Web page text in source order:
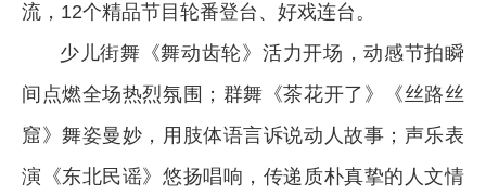
流，12个精品节目轮番登台、好戏连台。
少儿街舞《舞动齿轮》活力开场，动感节拍瞬
间点燃全场热烈氛围；群舞《茶花开了》《丝路丝
窟》舞姿曼妙，用肢体语言诉说动人故事；声乐表
演《东北民谣》悠扬唱响，传递质朴真挚的人文情